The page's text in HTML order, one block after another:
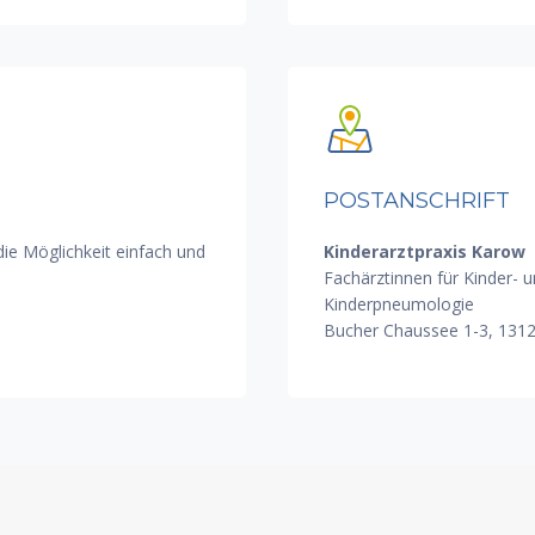
Möglichkeit einfach und
POSTANSCHRIFT
Kinderarztpraxis Karow
Fachärztinnen für Kinder-
Kinderpneumologie
Bucher Chaussee 1-3,